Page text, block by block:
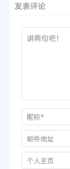
发表评论